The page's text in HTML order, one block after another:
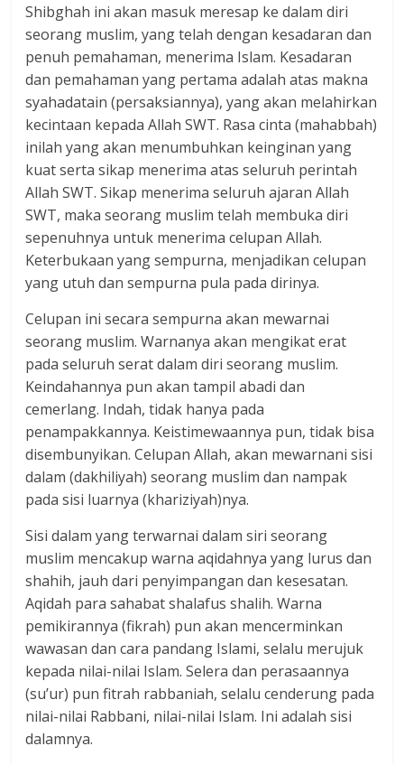
Shibghah ini akan masuk meresap ke dalam diri
seorang muslim, yang telah dengan kesadaran dan
penuh pemahaman, menerima Islam. Kesadaran
dan pemahaman yang pertama adalah atas makna
syahadatain (persaksiannya), yang akan melahirkan
kecintaan kepada Allah SWT. Rasa cinta (mahabbah)
inilah yang akan menumbuhkan keinginan yang
kuat serta sikap menerima atas seluruh perintah
Allah SWT. Sikap menerima seluruh ajaran Allah
SWT, maka seorang muslim telah membuka diri
sepenuhnya untuk menerima celupan Allah.
Keterbukaan yang sempurna, menjadikan celupan
yang utuh dan sempurna pula pada dirinya.
Celupan ini secara sempurna akan mewarnai
seorang muslim. Warnanya akan mengikat erat
pada seluruh serat dalam diri seorang muslim.
Keindahannya pun akan tampil abadi dan
cemerlang. Indah, tidak hanya pada
penampakkannya. Keistimewaannya pun, tidak bisa
disembunyikan. Celupan Allah, akan mewarnani sisi
dalam (dakhiliyah) seorang muslim dan nampak
pada sisi luarnya (khariziyah)nya.
Sisi dalam yang terwarnai dalam siri seorang
muslim mencakup warna aqidahnya yang lurus dan
shahih, jauh dari penyimpangan dan kesesatan.
Aqidah para sahabat shalafus shalih. Warna
pemikirannya (fikrah) pun akan mencerminkan
wawasan dan cara pandang Islami, selalu merujuk
kepada nilai-nilai Islam. Selera dan perasaannya
(su’ur) pun fitrah rabbaniah, selalu cenderung pada
nilai-nilai Rabbani, nilai-nilai Islam. Ini adalah sisi
dalamnya.